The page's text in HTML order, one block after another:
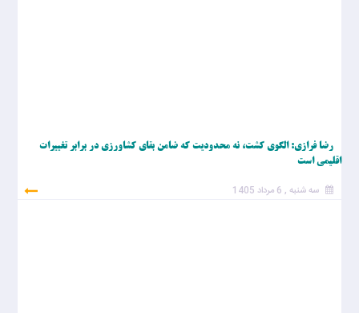
رضا فرازی: الگوی کشت، نه محدودیت که ضامن بقای کشاورزی در برابر تغییرات
اقلیمی است
سه شنبه , 6 مرداد 1405